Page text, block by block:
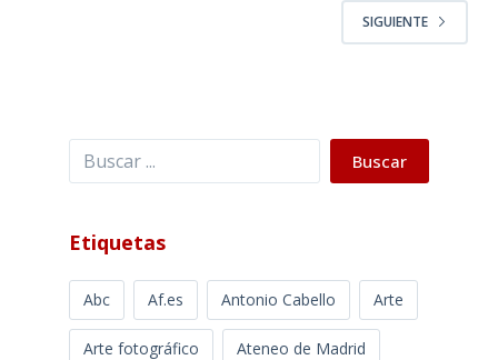
SIGUIENTE
Buscar Buscar
Etiquetas
Abc Af.es Antonio Cabello Arte
Arte fotográfico Ateneo de Madrid